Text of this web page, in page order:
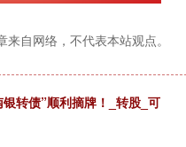
自网络，不代表本站观点。
转债”顺利摘牌！_转股_可